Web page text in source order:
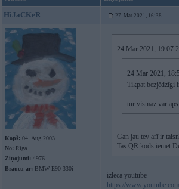
HiJaCKeR 27. Mar 2021, 16:38
Kopš: 04. Aug 2003
No: Rīga
Ziņojumi: 4976
Braucu ar: BMW E90 330i
24 Mar 2021,
24 Mar 2021,
Tikpat bezjēdzīgi
tur vismaz var
Gan jau tev arī ir
Tas QR kods iemet
izleca youtube
https://